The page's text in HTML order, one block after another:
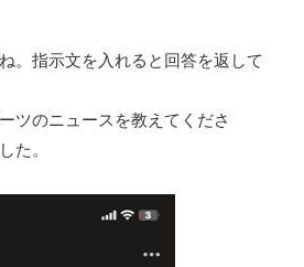
。指示文を入れると回答を返して
ツのニュースを教えてくださ
た。